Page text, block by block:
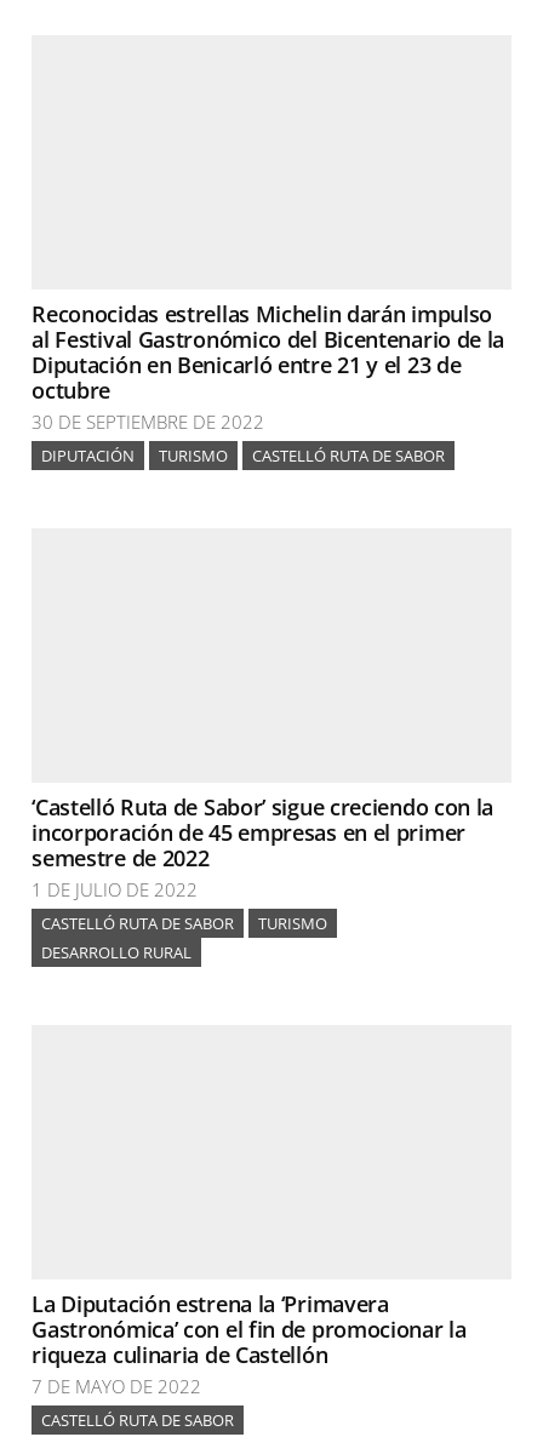
Reconocidas estrellas Michelin darán impulso
al Festival Gastronómico del Bicentenario de la
Diputación en Benicarló entre 21 y el 23 de
octubre
30 DE SEPTIEMBRE DE 2022
DIPUTACIÓN TURISMO CASTELLÓ RUTA DE SABOR
‘Castelló Ruta de Sabor’ sigue creciendo con la
incorporación de 45 empresas en el primer
semestre de 2022
1 DE JULIO DE 2022
CASTELLÓ RUTA DE SABOR
TURISMO
DESARROLLO RURAL
La Diputación estrena la ‘Primavera
Gastronómica’ con el fin de promocionar la
riqueza culinaria de Castellón
7 DE MAYO DE 2022
CASTELLÓ RUTA DE SABOR